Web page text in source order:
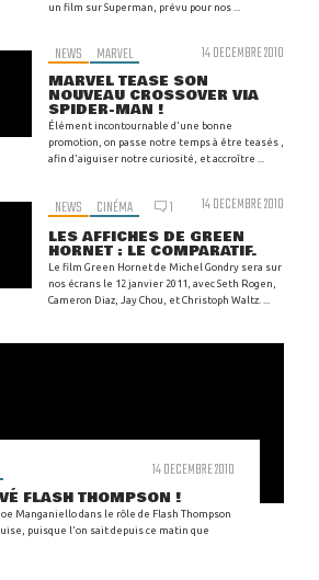
un film sur Superman, prévu pour nos ...
NEWS MARVEL 14 DECEMBRE 2010
MARVEL TEASE SON
NOUVEAU CROSSOVER VIA
SPIDER-MAN !
Élément incontournable d'une bonne
promotion, on passe notre temps à être teasés ,
afin d'aiguiser notre curiosité, et accroître ...
NEWS CINÉMA 1 14 DECEMBRE 2010
LES AFFICHES DE GREEN
HORNET : LE COMPARATIF.
Le film Green Hornet de Michel Gondry sera sur
nos écrans le 12 janvier 2011, avec Seth Rogen,
Cameron Diaz, Jay Chou, et Christoph Waltz. ...
14 DECEMBRE 2010
FLASH THOMPSON !
Manganiello dans le rôle de Flash Thompson
puisque l'on sait depuis ce matin que